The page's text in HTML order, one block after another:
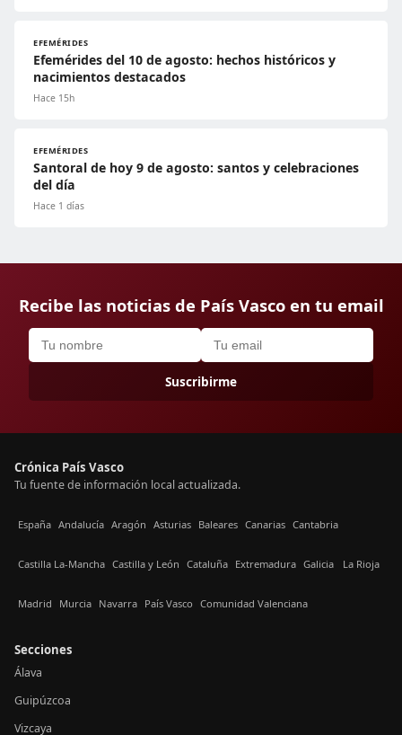
EFEMÉRIDES
Efemérides del 10 de agosto: hechos históricos y
nacimientos destacados
Hace 15h
EFEMÉRIDES
Santoral de hoy 9 de agosto: santos y celebraciones
del día
Hace 1 días
Recibe las noticias de País Vasco en tu email
Suscribirme
Crónica País Vasco
Tu fuente de información local actualizada.
España Andalucía Aragón Asturias Baleares Canarias Cantabria
Castilla La-Mancha Castilla y León Cataluña Extremadura Galicia La Rioja
Madrid Murcia Navarra País Vasco Comunidad Valenciana
Secciones
Álava
Guipúzcoa
Vizcaya